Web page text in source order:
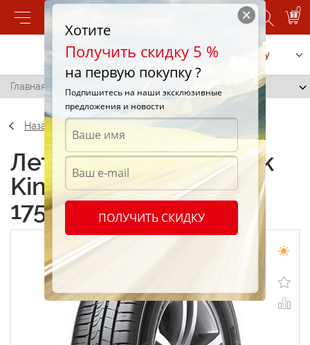
0
Позвонить Заказать услугу
Главная / Hankook Kinergy Eco 2 K435 175/65 R15 84T
Назад
Летние шины Hankook
Kinergy Eco 2 K435
175/65 R15 84T
Хотите
Получить скидку 5 %
на первую покупку ?
Подпишитесь на наши эксклюзивные
предложения и новости
ПОЛУЧИТЬ СКИДКУ